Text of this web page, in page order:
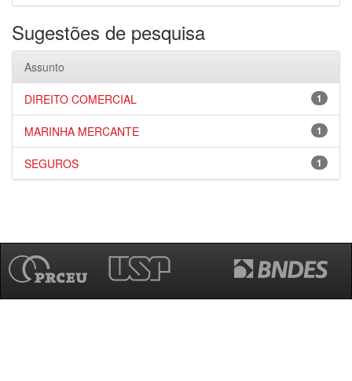
Sugestões de pesquisa
Assunto
1
DIREITO COMERCIAL
1
MARINHA MERCANTE
1
SEGUROS